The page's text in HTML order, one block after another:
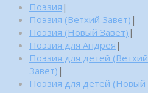
Поэзия |
Поэзия (Ветхий Завет) |
Поэзия (Новый Завет) |
Поэзия для Андрея |
Поэзия для детей (Ветхий
Завет) |
Поэзия для детей (Новый